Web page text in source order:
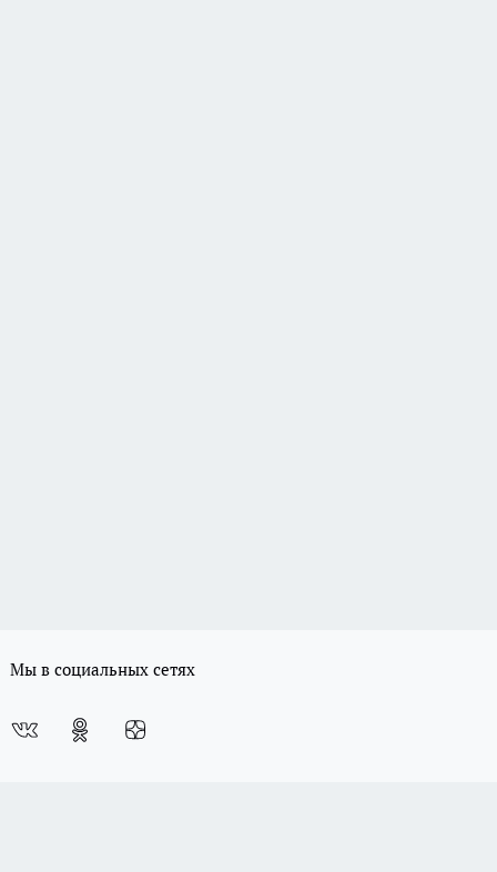
Мы в социальных сетях